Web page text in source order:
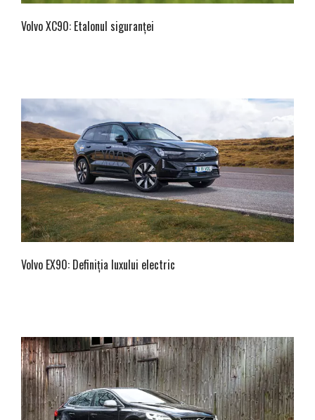
Volvo XC90: Etalonul siguranței
Volvo EX90: Definiția luxului electric